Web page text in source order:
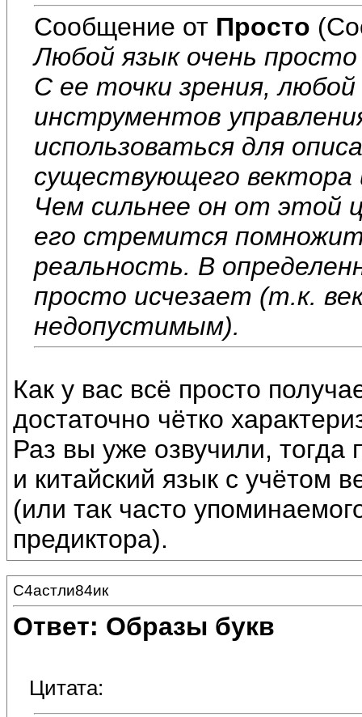
Сообщение от Просто
Любой язык очень
С ее точки зрения,
инструментов
использоваться для
существующего
Чем сильнее он от этой
его стремится
реальность. В
просто исчезает (т.к.
недопустимым).
Как у вас всё просто
достаточно чётко
Раз вы уже озвучили,
и китайский язык с учётом
(или так часто
предиктора).
С4астли84ик
Ответ: Образы букв
Цитата: